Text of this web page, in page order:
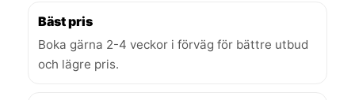
Bäst pris
Boka gärna 2-4 veckor i förväg för bättre utbud
och lägre pris.